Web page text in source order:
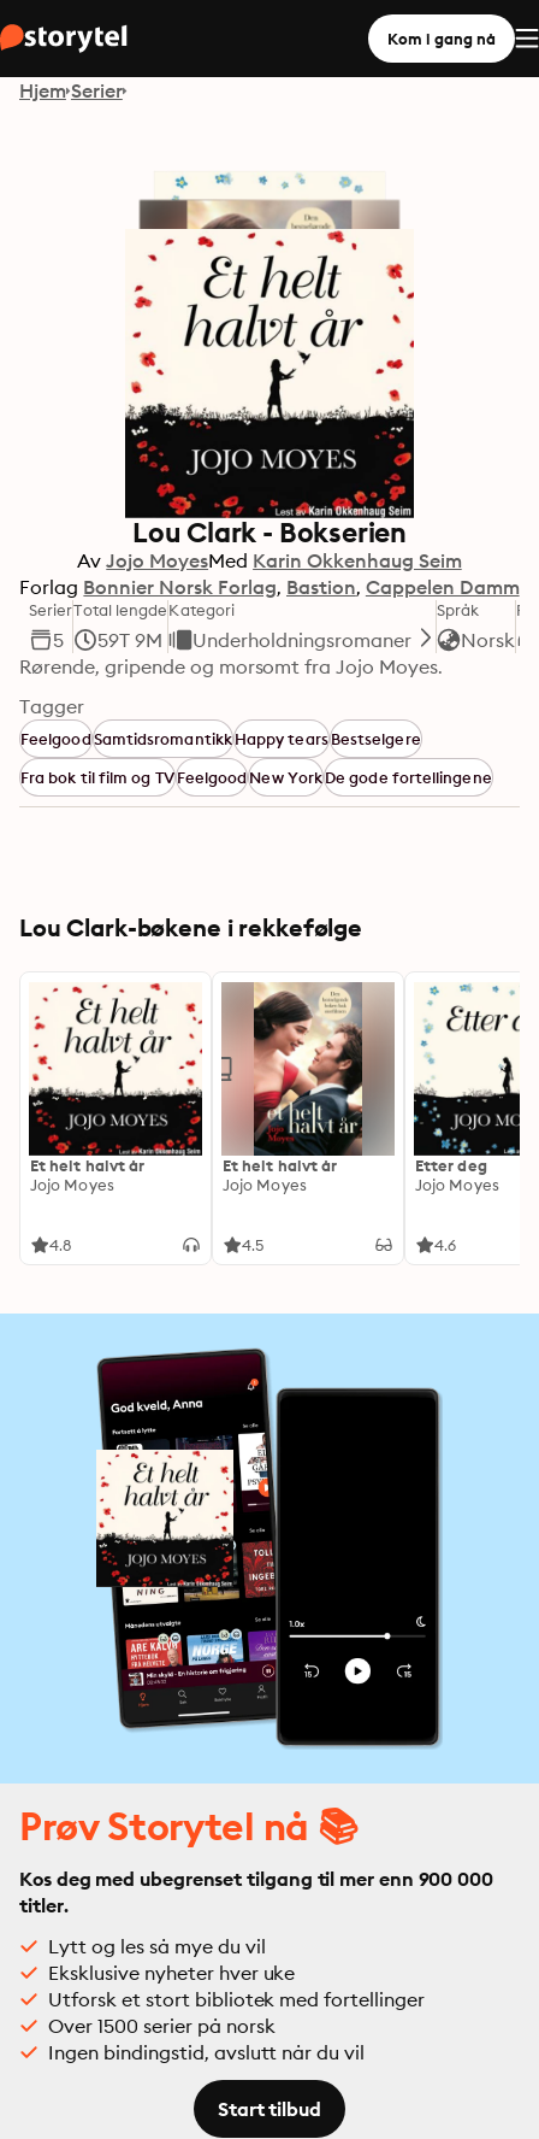
Kom i gang nå
Hjem Serier
Lou Clark - Bokserien
Av Jojo MoyesMed Karin Okkenhaug Seim
Forlag Bonnier Norsk Forlag Bastion Cappelen Damm
Serier
5
Total lengde
59T 9M
Kategori
Underholdningsromaner
Språk
Norsk
Rørende, gripende og morsomt fra Jojo Moyes.
Tagger
FeelgoodSamtidsromantikkHappy tearsBestselgere
Fra bok til film og TVFeelgoodNew YorkDe gode fortellingene
Lou Clark-bøkene i rekkefølge
Et helt halvt år
Jojo Moyes
4.8
Et helt halvt år
Jojo Moyes
4.5
Etter deg
Jojo Moyes
4.6
Prøv Storytel nå 📚
Kos deg med ubegrenset tilgang til mer enn 900 000
titler.
Lytt og les så mye du vil
Eksklusive nyheter hver uke
Utforsk et stort bibliotek med fortellinger
Over 1500 serier på norsk
Ingen bindingstid, avslutt når du vil
Start tilbud